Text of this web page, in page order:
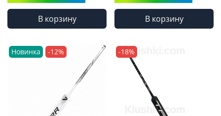
В корзину В корзину
Новинка -12% -18%